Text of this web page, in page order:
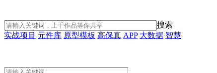
搜索
实战项目 元件库 原型模板 高保真 APP 大数据 智慧